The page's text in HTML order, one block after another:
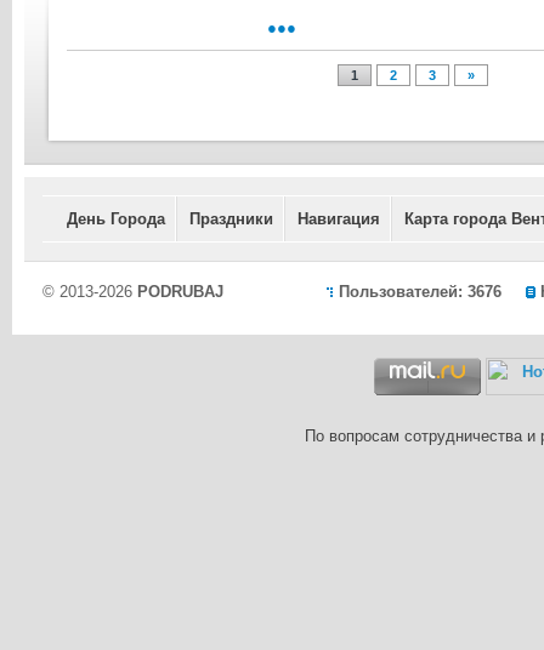
●●●
1 2 3 »
День Города Праздники Навигация Карта города
Пользователей: 3676
© 2013-2026 PODRUBAJ
По вопросам сотрудничества